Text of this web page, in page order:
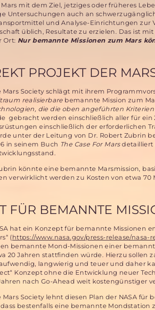
Mars mit dem Ziel, jetziges oder früheres
Untersuchungen auch an
und Analyse-Einrichtungen zur
üblich, Resultate zu erzielen. Das ist
Ort: Nur bemannte Missionen zum Mars
PROJEKT DER
Mars Society schlägt mit ihrem
realisierbare bemannte Mission zum
die die oben angeführten
gebracht werden einschließlich aller für
einschließlich der erforderlichen
unter der Leitung von Dr. Robert Zubrin
in seinem Buch The Case For Marsdetailliert
könnte eine bemannte Marsmission,
verwirklicht werden zu Kosten von etwa 70
FÜR BEMANNTE
hat ein Konzept für bemannte Missionen
(https://www.nasa.gov/press-release/
bemannte Mond-Missionen einer
20 Jahren stattfinden würde. Hierzu sollen
langwierig und teuer und daher
Konzept ohne die Entwicklung neuer
nach Go-Ahead weit kostengünstiger
Mars Society lehnt diesen Plan der NASA
dass bestenfalls eine bemannte